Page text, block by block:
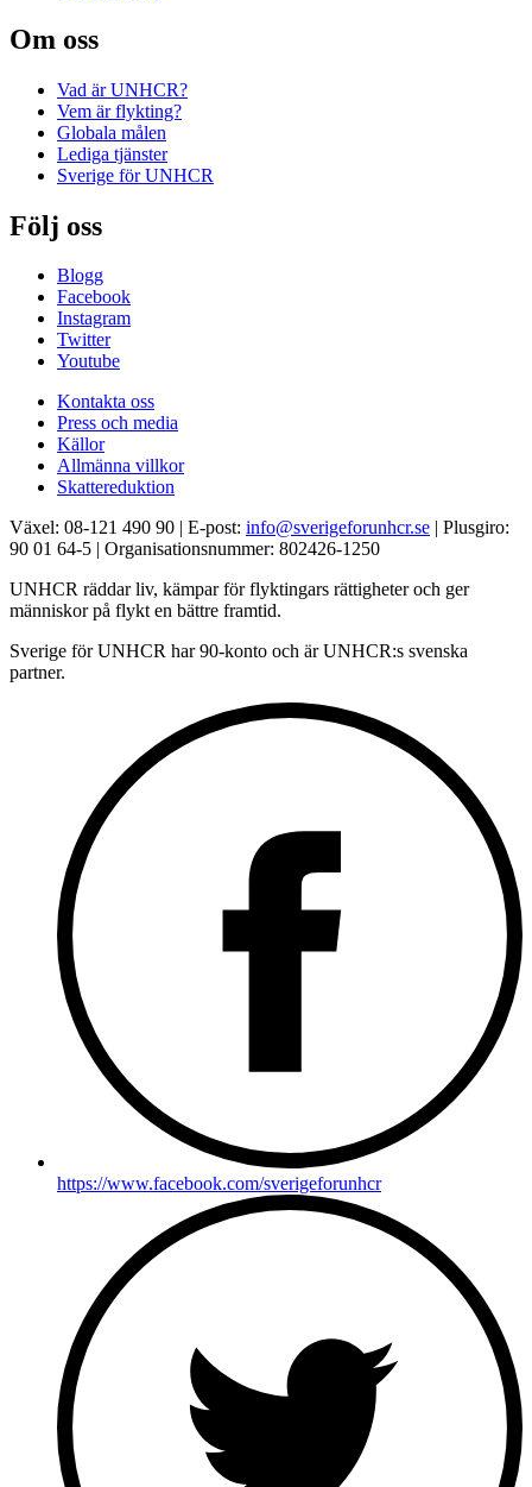
Om oss
Vad är UNHCR?
Vem är flykting?
Globala målen
Lediga tjänster
Sverige för UNHCR
Följ oss
Blogg
Facebook
Instagram
Twitter
Youtube
Kontakta oss
Press och media
Källor
Allmänna villkor
Skattereduktion
Växel: 08-121 490 90 | E-post: info@sverigeforunhcr.se | Plusgiro:
90 01 64-5 | Organisationsnummer: 802426-1250
UNHCR räddar liv, kämpar för flyktingars rättigheter och ger
människor på flykt en bättre framtid.
Sverige för UNHCR har 90-konto och är UNHCR:s svenska
partner.
https://www.facebook.com/sverigeforunhcr